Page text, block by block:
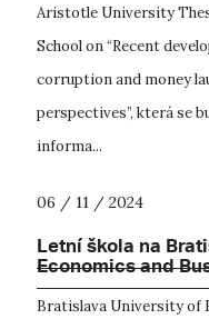
Aristotle University
School on “Recent
corruption and money
perspectives”, která se
informa...
06 / 11 / 2024
Letní škola na
Economics and
Bratislava University of